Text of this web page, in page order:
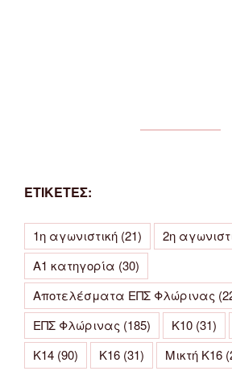
ΕΤΙΚΕΤΕΣ:
1η αγωνιστική (21) 2η
Α1 κατηγορία (30)
Αποτελέσματα ΕΠΣ Φλώρινας
ΕΠΣ Φλώρινας (185) Κ10 (31)
Κ14 (90) Κ16 (31) Μικτή Κ16